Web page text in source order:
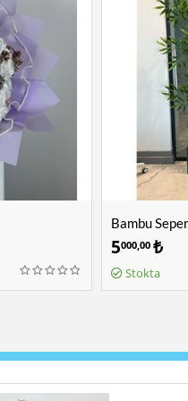
Bambu
5000,00 ₺
Stokta